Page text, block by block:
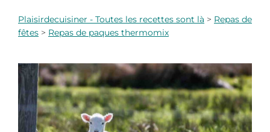
Plaisirdecuisiner - Toutes les recettes sont là > Repas de
fêtes > Repas de paques thermomix